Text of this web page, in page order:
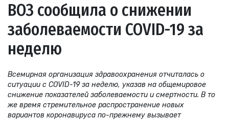
ВОЗ сообщила о снижении
заболеваемости COVID-19 за
неделю
Всемирная организация здравоохранения отчиталась о
ситуации с COVID-19 за неделю, указав на общемировое
снижение показателей заболеваемости и смертности. В то
же время стремительное распространение новых
вариантов коронавируса по-прежнему вызывает